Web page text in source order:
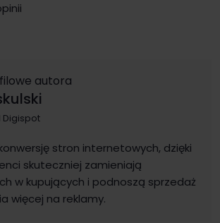
Digispot
stron internetowych, dzięki
skuteczniej zamieniają
w kupujących i podnoszą sprzedaż
więcej na reklamy.